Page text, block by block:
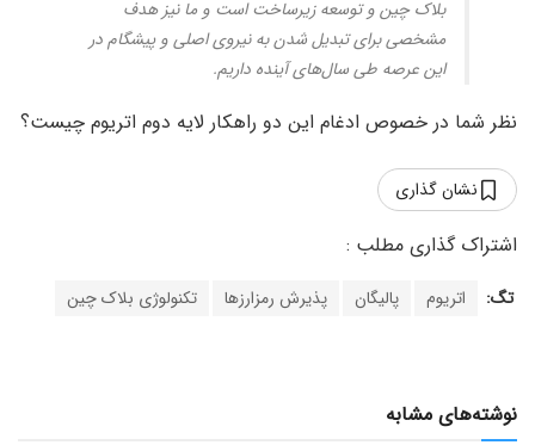
بلاک چین و توسعه زیرساخت است و ما نیز هدف
مشخصی برای تبدیل شدن به نیروی اصلی و پیشگام در
این عرصه طی سال‌های آینده داریم.
نظر شما در خصوص ادغام این دو راهکار لایه دوم اتریوم چیست؟
نشان گذاری
تگ: اتریوم پالیگان پذیرش رمزارزها تکنولوژی بلاک چین
نوشته‌های مشابه